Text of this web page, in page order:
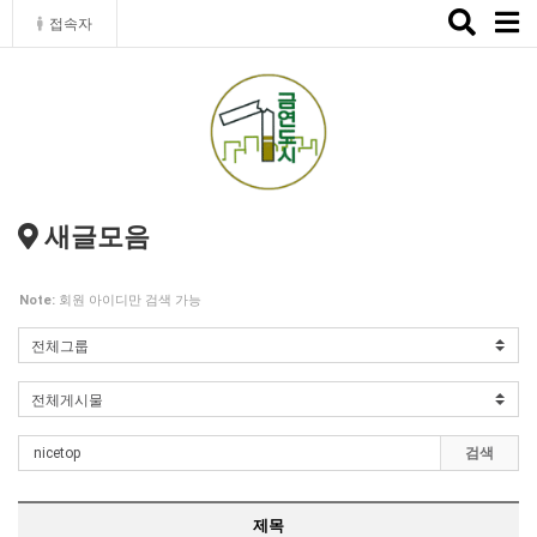
접속자
Toggle
새글모음
Note: 회원 아이디만 검색 가능
검색
제목